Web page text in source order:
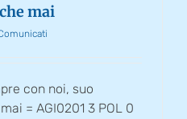
mai
con noi, suo
= AGI0201 3 POL 0